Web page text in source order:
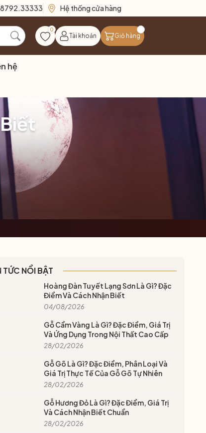
Hệ thống cửa hàng
0
Tài khoản Giỏ hàng
hệ
TỨC NỔI BẬT
Hoàng Đàn Tuyết Lạng Sơn Là Gì? Đặc
Điểm Và Cách Nhận Biết
04/08/2026
Gỗ Cẩm Vàng Là Gì? Đặc Điểm, Giá Trị
Và Ứng Dụng Trong Nội Thất Cao Cấp
28/02/2026
Gỗ Gõ Là Gì? Đặc Điểm, Phân Loại Và
Giá Trị Thực Tế Của Gỗ Gõ Tự Nhiên
28/02/2026
Gỗ Hương Đỏ Là Gì? Đặc Điểm, Giá Trị
Và Cách Nhận Biết Chuẩn
28/02/2026